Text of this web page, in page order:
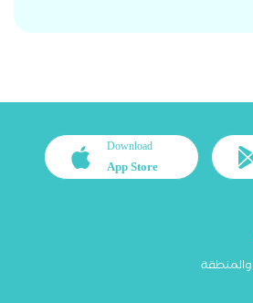
Download
App Store